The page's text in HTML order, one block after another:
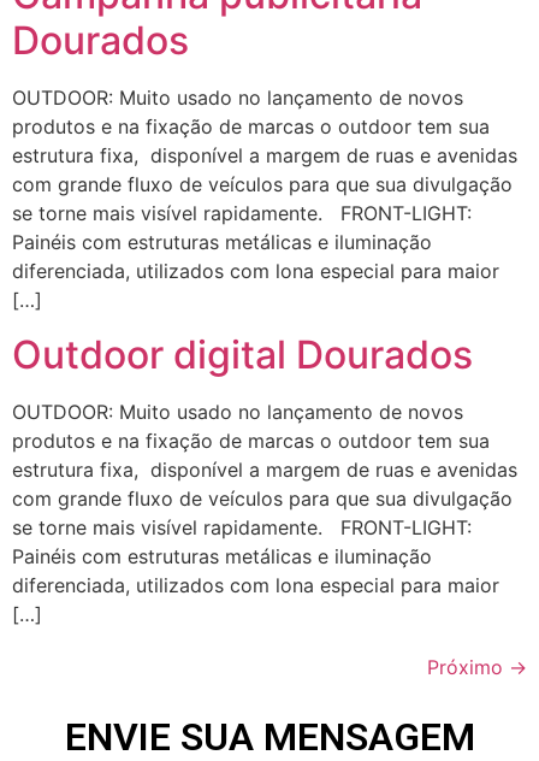
Dourados
OUTDOOR: Muito usado no lançamento de novos
produtos e na fixação de marcas o outdoor tem sua
estrutura fixa, disponível a margem de ruas e avenidas
com grande fluxo de veículos para que sua divulgação
se torne mais visível rapidamente. FRONT-LIGHT:
Painéis com estruturas metálicas e iluminação
diferenciada, utilizados com lona especial para maior
[…]
Outdoor digital Dourados
OUTDOOR: Muito usado no lançamento de novos
produtos e na fixação de marcas o outdoor tem sua
estrutura fixa, disponível a margem de ruas e avenidas
com grande fluxo de veículos para que sua divulgação
se torne mais visível rapidamente. FRONT-LIGHT:
Painéis com estruturas metálicas e iluminação
diferenciada, utilizados com lona especial para maior
[…]
Próximo →
ENVIE SUA MENSAGEM